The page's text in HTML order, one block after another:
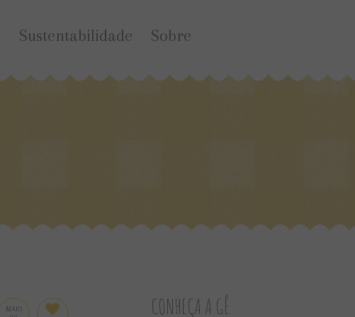
Sustentabilidade Sobre
MAIO CONHEÇA A GÊ